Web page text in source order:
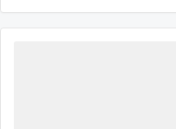
ちろん、ゲームやスマホと